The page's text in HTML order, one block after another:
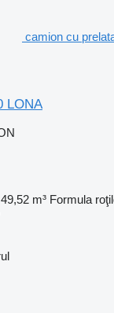
camion cu
LONA
49,52 m³ Formula